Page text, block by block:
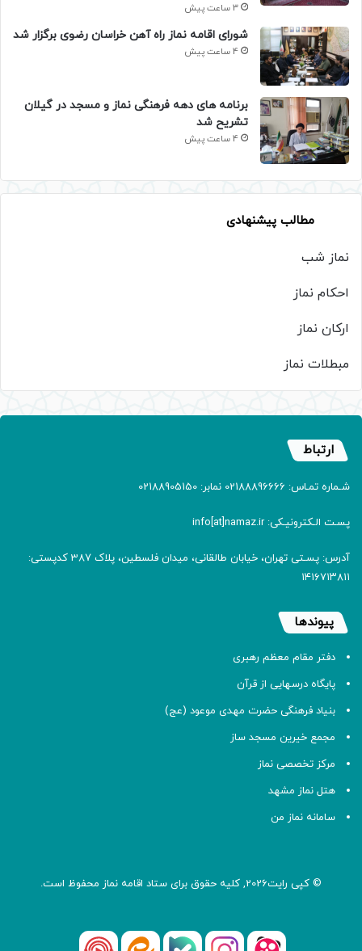
3 ساعت پیش
شورای اقامه نماز راه آهن خراسان رضوی برگزار شد
4 ساعت پیش
برنامه های دهه فرهنگی نماز و مسجد در گیلان
تشریح شد
4 ساعت پیش
مطالب پیشنهادی
نماز شب
احکام نماز
ارکان نماز
مبطلات نماز
ارتباط
شـماره تمـاس: 02188896666 نمابر: 02188905150
پسـت الـکترونیـکی: info[at]namaz.ir
آدرس: پسـتی تهران، خیابان طالقانی، میدان فلسطین، پلاک 387 کدپستی:
۱۴۱۶۷۱۳۸۱۱
پیوندها
دفتر مقام معظم رهبری
پایگاه درسهایی از قرآن
بنیاد فرهنگی حضرت مهدی موعود (عج)
مجمع خیرین مسجد ساز
مرکز تخصصی نماز
هتل نماز مشهد
سامانه نماز من
© کپی رایت2026, کلیه حقوق برای ستاد اقامه نماز محفوظ است.